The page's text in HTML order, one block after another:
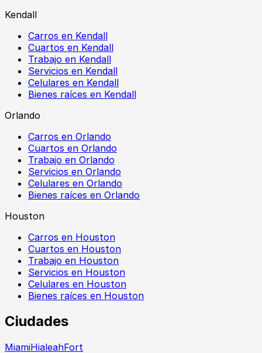
Kendall
Carros en Kendall
Cuartos en Kendall
Trabajo en Kendall
Servicios en Kendall
Celulares en Kendall
Bienes raíces en Kendall
Orlando
Carros en Orlando
Cuartos en Orlando
Trabajo en Orlando
Servicios en Orlando
Celulares en Orlando
Bienes raíces en Orlando
Houston
Carros en Houston
Cuartos en Houston
Trabajo en Houston
Servicios en Houston
Celulares en Houston
Bienes raíces en Houston
Ciudades
MiamiHialeahFort